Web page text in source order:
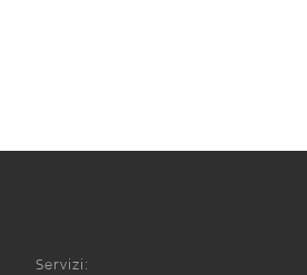
Servizi: